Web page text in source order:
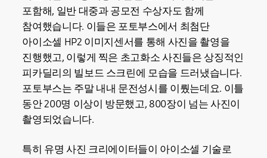
포함해, 일반 대중과 공모전 수상자도 함께
참여했습니다. 이들은 포토부스에서 최첨단
아이소셀 HP2 이미지센서를 통해 사진을 촬영을
진행했고, 이렇게 찍은 초고화소 사진들은 상징적인
피카딜리의 빌보드 스크린에 모습을 드러냈습니다.
포토부스는 주말 내내 문전성시를 이뤘는데요. 이틀
동안 200명 이상이 방문했고, 800장이 넘는 사진이
촬영되었습니다.
특히 유명 사진 크리에이터들이 아이소셀 기술로